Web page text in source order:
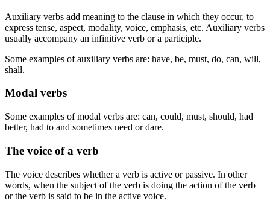
Auxiliary verbs add meaning to the clause in which they occur, to
express tense, aspect, modality, voice, emphasis, etc. Auxiliary verbs
usually accompany an infinitive verb or a participle.
Some examples of auxiliary verbs are: have, be, must, do, can, will,
shall.
Modal verbs
Some examples of modal verbs are: can, could, must, should, had
better, had to and sometimes need or dare.
The voice of a verb
The voice describes whether a verb is active or passive. In other
words, when the subject of the verb is doing the action of the verb
or the verb is said to be in the active voice.